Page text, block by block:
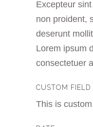
Excepteur
non proident,
deserunt
Lorem ipsum
consectetuer
CUSTOM FIELD
This is